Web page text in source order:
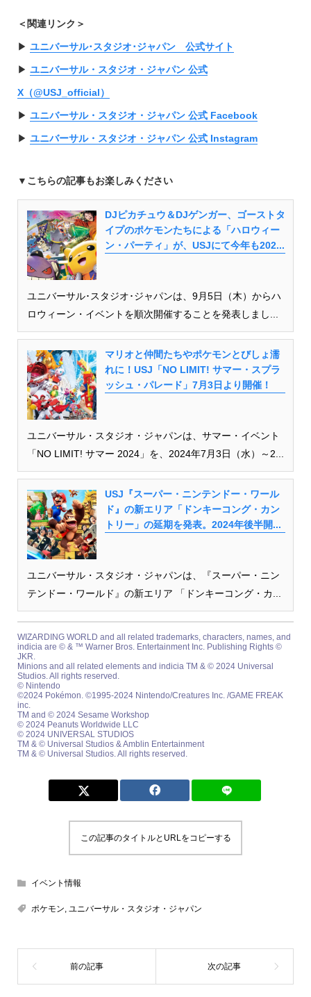
＜関連リンク＞
▶︎ ユニバーサル･スタジオ･ジャパン 公式サイト
▶︎ ユニバーサル・スタジオ・ジャパン 公式
X（@USJ_official）
▶︎ ユニバーサル・スタジオ・ジャパン 公式 Facebook
▶︎ ユニバーサル・スタジオ・ジャパン 公式 Instagram
▼こちらの記事もお楽しみください
DJピカチュウ＆DJゲンガー、ゴーストタ
イプのポケモンたちによる「ハロウィー
ン・パーティ」が、USJにて今年も202...
ユニバーサル･スタジオ･ジャパンは、9月5日（木）からハ
ロウィーン・イベントを順次開催することを発表しまし...
マリオと仲間たちやポケモンとびしょ濡
れに！USJ「NO LIMIT! サマー・スプラ
ッシュ・パレード」7月3日より開催！
ユニバーサル・スタジオ・ジャパンは、サマー・イベント
「NO LIMIT! サマー 2024」を、2024年7月3日（水）～2...
USJ『スーパー・ニンテンドー・ワール
ド』の新エリア「ドンキーコング・カン
トリー」の延期を発表。2024年後半開...
ユニバーサル・スタジオ・ジャパンは、『スーパー・ニン
テンドー・ワールド』の新エリア 「ドンキーコング・カ...
WIZARDING WORLD and all related trademarks, characters, names, and
indicia are © & ™ Warner Bros. Entertainment Inc. Publishing Rights ©
JKR.
Minions and all related elements and indicia TM & © 2024 Universal
Studios. All rights reserved.
© Nintendo
©2024 Pokémon. ©1995-2024 Nintendo/Creatures Inc. /GAME FREAK
inc.
TM and © 2024 Sesame Workshop
© 2024 Peanuts Worldwide LLC
© 2024 UNIVERSAL STUDIOS
TM & © Universal Studios & Amblin Entertainment
TM & © Universal Studios. All rights reserved.
この記事のタイトルとURLをコピーする
イベント情報
ポケモン, ユニバーサル・スタジオ・ジャパン